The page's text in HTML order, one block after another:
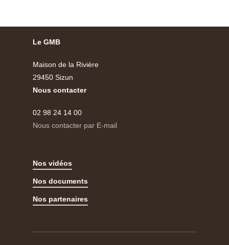
Le GMB
Maison de la Rivière
29450 Sizun
Nous contacter
02 98 24 14 00
Nous contacter par E-mail
Nos vidéos
Nos documents
Nos partenaires